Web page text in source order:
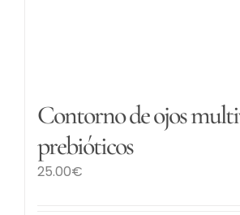
Contorno de ojos
prebióticos
25.00€